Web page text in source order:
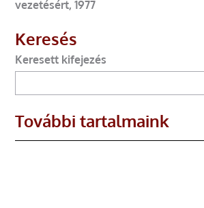
vezetésért, 1977
Keresés
Keresett kifejezés
További tartalmaink